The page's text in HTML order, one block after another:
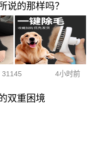
说的那样吗？
31145 4小时前
双重困境